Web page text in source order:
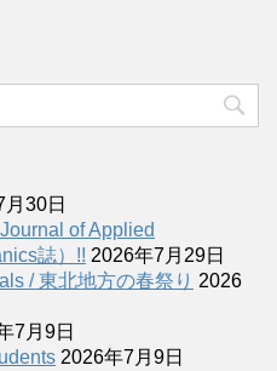
30日
of Applied
誌）!! 2026年7月29日
/ 東北地方の春祭り 2026
7月9日
2026年7月9日